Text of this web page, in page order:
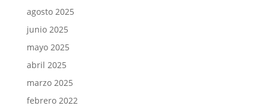
agosto 2025
junio 2025
mayo 2025
abril 2025
marzo 2025
febrero 2022